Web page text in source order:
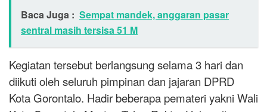
Baca Juga : Sempat mandek, anggaran pasar
sentral masih tersisa 51 M
Kegiatan tersebut berlangsung selama 3 hari dan
diikuti oleh seluruh pimpinan dan jajaran DPRD
Kota Gorontalo. Hadir beberapa pemateri yakni Wali